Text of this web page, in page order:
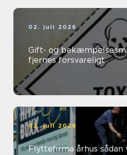
02. juli 2026
Gift- og
fjernes forsvareligt
02. juli 2026
Flyttefirma århus sådan vælger du den